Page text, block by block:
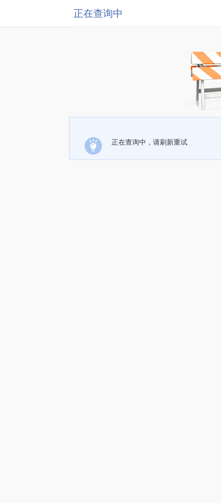
正在查询中
正在查询中，请刷新重试